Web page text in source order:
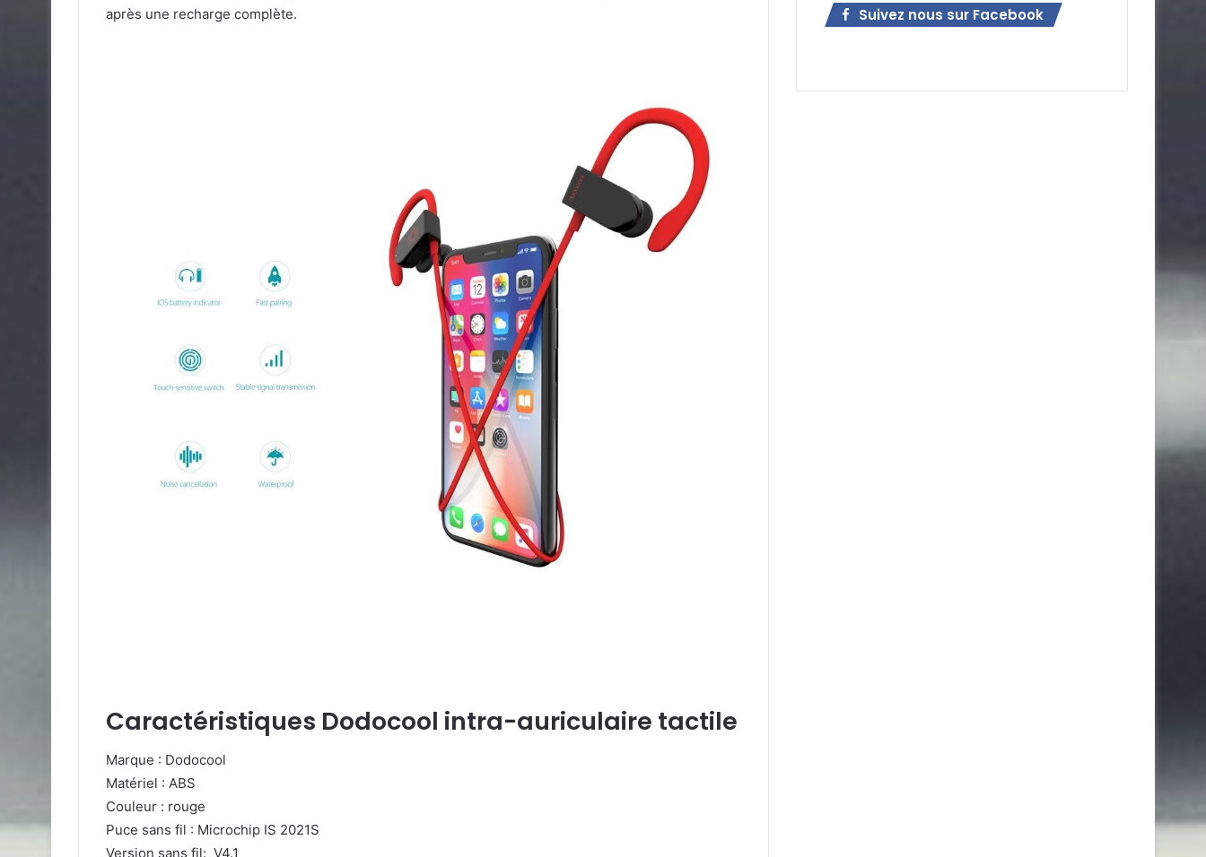
après une recharge complète.
Caractéristiques Dodocool intra-auriculaire tactile
Marque : Dodocool
Matériel : ABS
Couleur : rouge
Puce sans fil : Microchip IS 2021S
Version sans fil: V4.1
Suivez nous sur Facebook